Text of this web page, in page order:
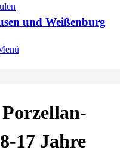
und Weißenburg
17 Jahre